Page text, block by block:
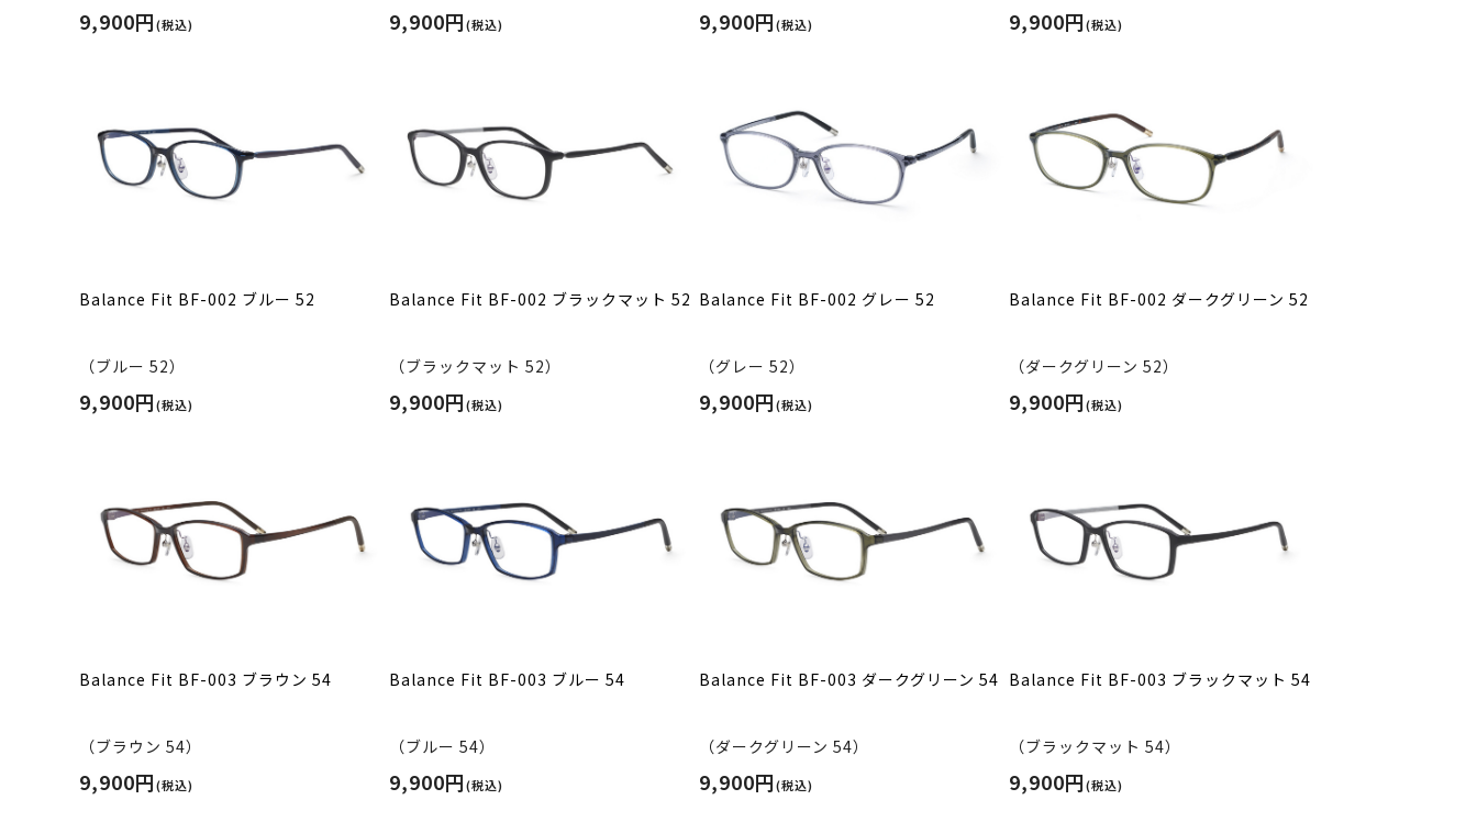
9,900円(税込) 9,900円(税込) 9,900円(税込) 9,900円(税込)
Balance Fit BF-002 ブルー 52
（ブルー 52）
9,900円(税込)
Balance Fit BF-002 ブラックマット 52
（ブラックマット 52）
9,900円(税込)
Balance Fit BF-002 グレー 52
（グレー 52）
9,900円(税込)
Balance Fit BF-002 ダークグリーン 52
（ダークグリーン 52）
9,900円(税込)
Balance Fit BF-003 ブラウン 54
（ブラウン 54）
9,900円(税込)
Balance Fit BF-003 ブルー 54
（ブルー 54）
9,900円(税込)
Balance Fit BF-003 ダークグリーン 54
（ダークグリーン 54）
9,900円(税込)
Balance Fit BF-003 ブラックマット 54
（ブラックマット 54）
9,900円(税込)